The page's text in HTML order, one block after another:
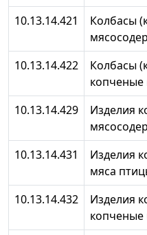
10.13.14.421
Колбасы
10.13.14.422
Колбасы
10.13.14.429
Изделия
10.13.14.431
Изделия
мяса
10.13.14.432
Изделия
копченые